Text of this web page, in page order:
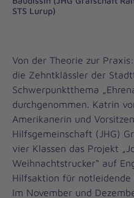
STS Lurup)
Von der Theorie zur
die Zehntklässler der
Schwerpunktthema
durchgenommen. Katrin
Amerikanerin und
Hilfsgemeinschaft (JHG)
vier Klassen das Projekt
Weihnachtstrucker“ auf
Hilfsaktion für notleidende
Im November und